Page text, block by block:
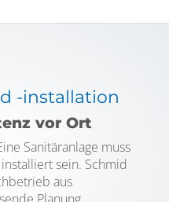
-installation
vor Ort
Sanitäranlage muss
sein. Schmid
aus